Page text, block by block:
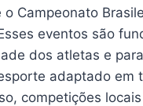
o Campeonato
eventos são
dos atletas e
adaptado em
competições